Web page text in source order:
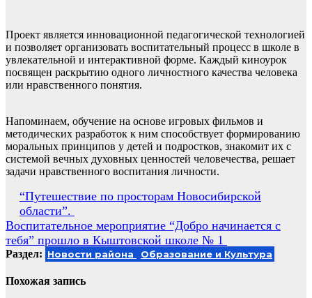
Проект является инновационной педагогической технологией
и позволяет организовать воспитательный процесс в школе в
увлекательной и интерактивной форме. Каждый киноурок
посвящен раскрытию одного личностного качества человека
или нравственного понятия.
Напоминаем, обучение на основе игровых фильмов и
методических разработок к ним способствует формированию
моральных принципов у детей и подростков, знакомит их с
системой вечных духовных ценностей человечества, решает
задачи нравственного воспитания личности.
Навигация
по
записям
“Путешествие по просторам Новосибирской
области”.
Воспитательное мероприятие “Добро начинается с
тебя” прошло в Кыштовской школе № 1
Раздел: Новости района Образование и Культура
Похожая запись